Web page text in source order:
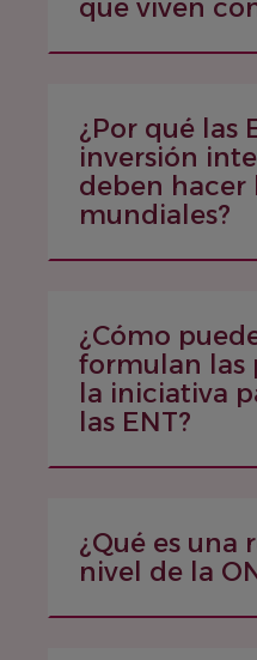
que viven
¿Por qué las
inversión
deben hacer
mundiales?
¿Cómo
formulan las
la iniciativa
las ENT?
¿Qué es una
nivel de la